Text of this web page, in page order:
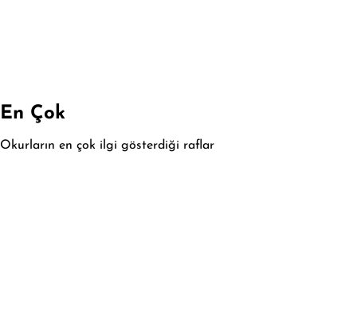
En Çok
Okurların en çok ilgi gösterdiği raflar